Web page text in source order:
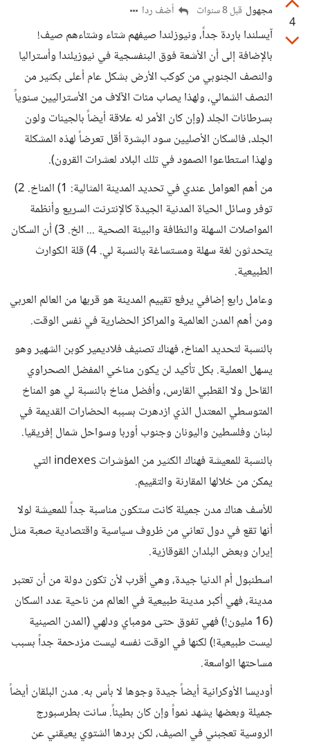
4
مجهول قبل 8 سنوات أضف ردا
آيسلندا باردة جداً، ونيوزلندا صيفهم شتاء وشتاءهم صيف!
بالإضافة إلى أن الأشعة فوق البنفسجية في نيوزيلندا وأستراليا
والنصف الجنوبي من كوكب الأرض بشكل عام أعلى بكثير من
النصف الشمالي، ولهذا يصاب مئات الآلاف من الأستراليين سنوياً
بسرطانات الجلد (وإن كان الأمر له علاقة أيضاً بالجينات ولون
الجلد، فالسكان الأصليين سود البشرة أقل تعرضاً لهذه المشكلة
ولهذا استطاعوا الصمود في تلك البلاد لعشرات القرون).
من أهم العوامل عندي في تحديد المدينة المثالية: 1) المناخ. 2)
توفر وسائل الحياة المدنية الجيدة كالإنترنت السريع وأنظمة
المواصلات السهلة والنظافة والبيئة الصحية ... الخ. 3) أن السكان
يتحدثون لغة سهلة ومستساغة بالنسبة لي. 4) قلة الكوارث
الطبيعية.
وعامل رابع إضافي يرفع تقييم المدينة هو قربها من العالم العربي
ومن أهم المدن العالمية والمراكز الحضارية في نفس الوقت.
بالنسبة لتحديد المناخ، فهناك تصنيف فلاديمير كوبن الشهير وهو
يسهل العملية. بكل تأكيد لن يكون مناخي المفضل الصحراوي
القاحل ولا القطبي القارس، وأفضل مناخ بالنسبة لي هو المناخ
المتوسطي المعتدل الذي ازدهرت بسببه الحضارات القديمة في
لبنان وفلسطين واليونان وجنوب أوربا وسواحل شمال إفريقيا.
بالنسبة للمعيشة فهناك الكثير من المؤشرات indexes التي
يمكن من خلالها المقارنة والتقييم.
للأسف هناك مدن جميلة كانت ستكون مناسبة جداً للمعيشة لولا
أنها تقع في دول تعاني من ظروف سياسية واقتصادية صعبة مثل
إيران وبعض البلدان القوقازية.
اسطنبول أم الدنيا جيدة، وهي أقرب لأن تكون دولة من أن تعتبر
مدينة، فهي أكبر مدينة طبيعية في العالم من ناحية عدد السكان
(16 مليون!) فهي تفوق حتى مومباي ودلهي (المدن الصينية
ليست طبيعية!) لكنها في الوقت نفسه ليست مزدحمة جداً بسبب
مساحتها الواسعة.
أوديسا الأوكرانية أيضاً جيدة وجوها لا بأس به. مدن البلقان أيضاً
جميلة وبعضها يشهد نمواً وإن كان بطيئاً. سانت بطرسبورج
الروسية تعجبني في الصيف، لكن بردها الشتوي يعيقني عن